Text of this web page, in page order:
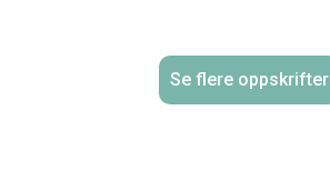
Se flere oppskrifter